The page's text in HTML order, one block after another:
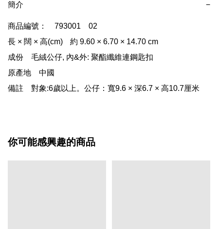
簡介 −
商品編號：	793001    02
長 × 闊 × 高(cm)	約 9.60 × 6.70 × 14.70 cm
成份	毛絨公仔, 內&外: 聚酯纖維連鋼匙扣
原產地	中國
備註	對象:6歲以上。公仔：寬9.6 × 深6.7 × 高10.7厘米
你可能感興趣的商品